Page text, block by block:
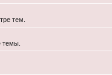
тем.
темы.